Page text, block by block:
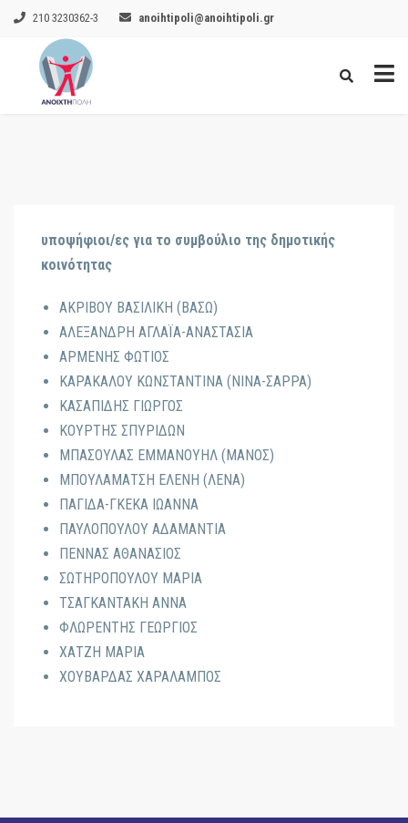
210 3230362-3 anoihtipoli@anoihtipoli.gr
υποψήφιοι/ες για το συμβούλιο της δημοτικής
κοινότητας
ΑΚΡΙΒΟΥ ΒΑΣΙΛΙΚΗ (ΒΑΣΩ)
ΑΛΕΞΑΝΔΡΗ ΑΓΛΑΪΑ-ΑΝΑΣΤΑΣΙΑ
ΑΡΜΕΝΗΣ ΦΩΤΙΟΣ
ΚΑΡΑΚΑΛΟΥ ΚΩΝΣΤΑΝΤΙΝΑ (ΝΙΝΑ-ΣΑΡΡΑ)
ΚΑΣΑΠΙΔΗΣ ΓΙΩΡΓΟΣ
ΚΟΥΡΤΗΣ ΣΠΥΡΙΔΩΝ
ΜΠΑΣΟΥΛΑΣ ΕΜΜΑΝΟΥΗΛ (ΜΑΝΟΣ)
ΜΠΟΥΛΑΜΑΤΣΗ ΕΛΕΝΗ (ΛΕΝΑ)
ΠΑΓΙΔΑ-ΓΚΕΚΑ ΙΩΑΝΝΑ
ΠΑΥΛΟΠΟΥΛΟΥ ΑΔΑΜΑΝΤΙΑ
ΠΕΝΝΑΣ ΑΘΑΝΑΣΙΟΣ
ΣΩΤΗΡΟΠΟΥΛΟΥ ΜΑΡΙΑ
ΤΣΑΓΚΑΝΤΑΚΗ ΑΝΝΑ
ΦΛΩΡΕΝΤΗΣ ΓΕΩΡΓΙΟΣ
ΧΑΤΖΗ ΜΑΡΙΑ
ΧΟΥΒΑΡΔΑΣ ΧΑΡΑΛΑΜΠΟΣ